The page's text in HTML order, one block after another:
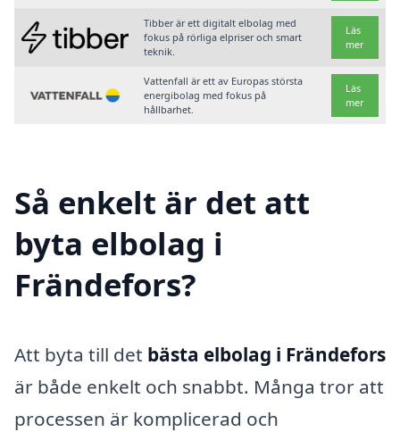
Tibber är ett digitalt elbolag med
fokus på rörliga elpriser och smart
teknik.
Läs
mer
Vattenfall är ett av Europas största
energibolag med fokus på
hållbarhet.
Läs
mer
Så enkelt är det att
byta elbolag i
Frändefors?
Att byta till det bästa elbolag i Frändefors
är både enkelt och snabbt. Många tror att
processen är komplicerad och